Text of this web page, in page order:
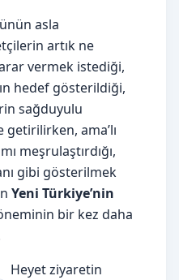
asla
artık ne
vermek istediği,
hedef gösterildiği,
sağduyulu
ama’lı
meşrulaştırdığı,
gibi gösterilmek
Yeni Türkiye’nin
bir kez daha
Heyet ziyaretin